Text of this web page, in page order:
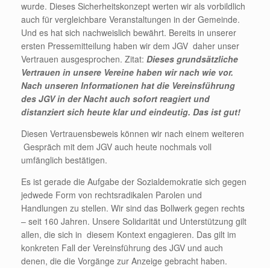
wurde. Dieses Sicherheitskonzept werten wir als vorbildlich
auch für vergleichbare Veranstaltungen in der Gemeinde.
Und es hat sich nachweislich bewährt. Bereits in unserer
ersten Pressemitteilung haben wir dem JGV daher unser
Vertrauen ausgesprochen. Zitat: Dieses grundsätzliche
Vertrauen in unsere Vereine haben wir nach wie vor.
Nach unseren Informationen hat die Vereinsführung
des JGV in der Nacht auch sofort reagiert und
distanziert sich heute klar und eindeutig. Das ist gut!
Diesen Vertrauensbeweis können wir nach einem weiteren
Gespräch mit dem JGV auch heute nochmals voll
umfänglich bestätigen.
Es ist gerade die Aufgabe der Sozialdemokratie sich gegen
jedwede Form von rechtsradikalen Parolen und
Handlungen zu stellen. Wir sind das Bollwerk gegen rechts
– seit 160 Jahren. Unsere Solidarität und Unterstützung gilt
allen, die sich in diesem Kontext engagieren. Das gilt im
konkreten Fall der Vereinsführung des JGV und auch
denen, die die Vorgänge zur Anzeige gebracht haben.